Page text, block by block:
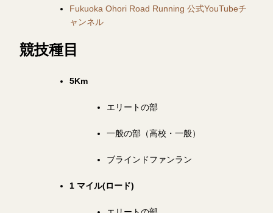
Fukuoka Ohori Road Running 公式YouTubeチ
ャンネル
競技種目
5Km
エリートの部
一般の部（高校・一般）
ブラインドファンラン
1 マイル(ロード)